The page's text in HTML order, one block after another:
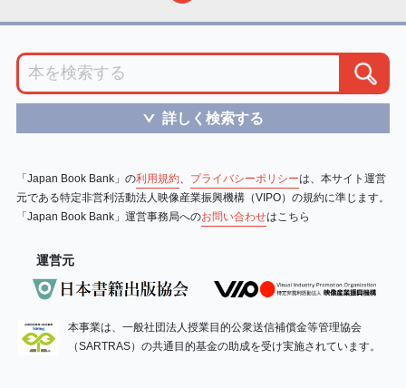
＞ 詳しく検索する
「Japan Book Bank」の利用規約、 プライバシーポリシーは、本サイト運営
元である特定非営利活動法人映像産業振興機構（VIPO）の規約に準じます。
「Japan Book Bank」運営事務局へのお問い合わせはこちら
運営元
本事業は、一般社団法人授業目的公衆送信補償金等管理協会
（SARTRAS）の共通目的基金の助成を受け実施されています。